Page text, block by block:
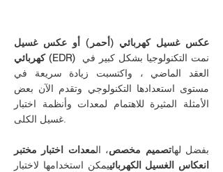
عكس غسيل كهربائي (أحمر) أو عكس غسيل
كهربائي (EDR) نمت التكنولوجيا بشكل كبير في
العقد الماضي ، واكتسبت زيادة سريعة في
مستوى استعدادها التكنولوجي وتقدم الآن بعض
الأمثلة المثيرة للاهتمام لمعدات وأنظمة اختبار
غسيل الكلى.
بفضل لهاتصميم مخصص، المعدات اختبار مختبر
انعكاس الغسيل الكهربائييمكن استخدامها لاختبار